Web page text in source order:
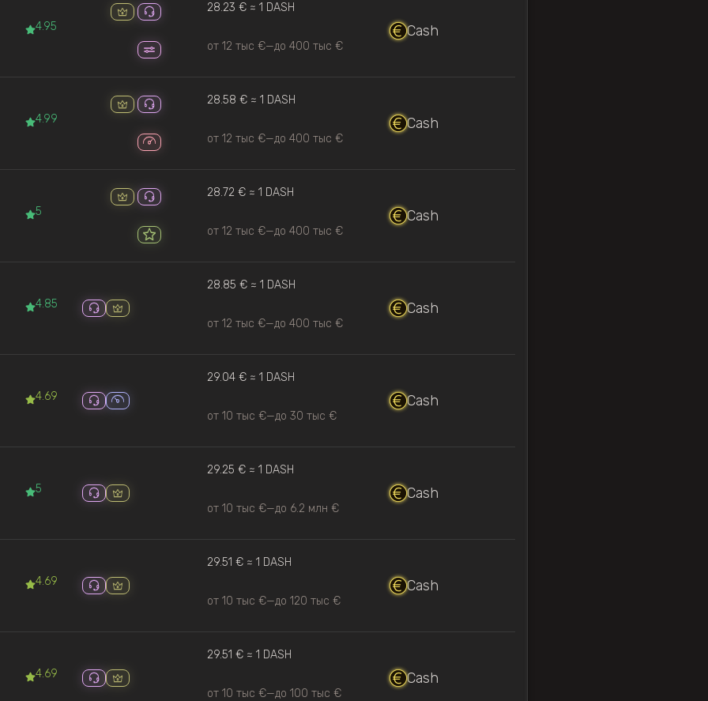
4.95
28.23 € ≈ 1 DASH
от 12 тыс €—до 400 тыс €
Cash
4.99
28.58 € ≈ 1 DASH
от 12 тыс €—до 400 тыс €
Cash
5
28.72 € ≈ 1 DASH
от 12 тыс €—до 400 тыс €
Cash
4.85
28.85 € ≈ 1 DASH
от 12 тыс €—до 400 тыс €
Cash
4.69
29.04 € ≈ 1 DASH
от 10 тыс €—до 30 тыс €
Cash
5
29.25 € ≈ 1 DASH
от 10 тыс €—до 6.2 млн €
Cash
4.69
29.51 € ≈ 1 DASH
от 10 тыс €—до 120 тыс €
Cash
4.69
29.51 € ≈ 1 DASH
от 10 тыс €—до 100 тыс €
Cash